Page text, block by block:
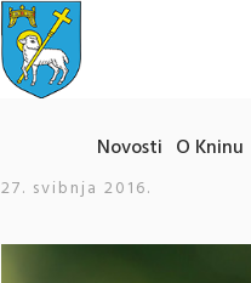
Novosti O Kninu
27. svibnja 2016.